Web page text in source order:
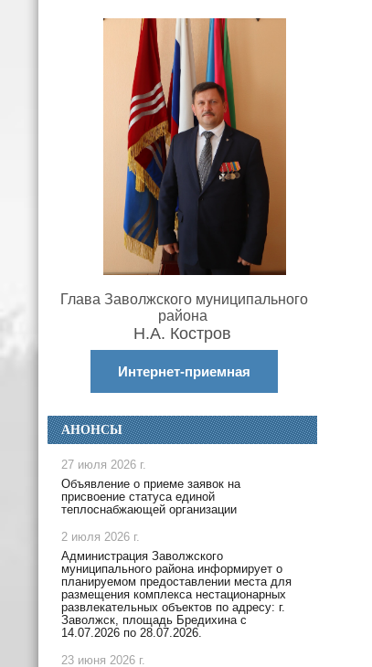
Глава Заволжского муниципального
района
Н.А. Костров
Интернет-приемная
АНОНСЫ
27 июля 2026 г.
Объявление о приеме заявок на
присвоение статуса единой
теплоснабжающей организации
2 июля 2026 г.
Администрация Заволжского
муниципального района информирует о
планируемом предоставлении места для
размещения комплекса нестационарных
развлекательных объектов по адресу: г.
Заволжск, площадь Бредихина с
14.07.2026 по 28.07.2026.
23 июня 2026 г.